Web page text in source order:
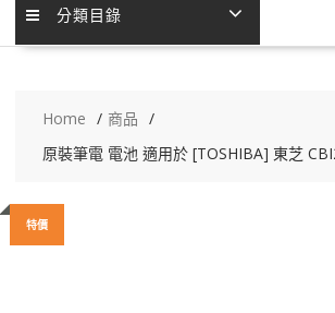
分類目錄
Home
商品
原裝筆電 電池 適用於 [TOSHIBA] 東芝
特價